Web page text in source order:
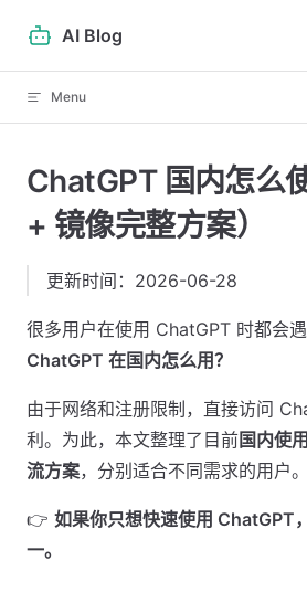
Skip to content
AI Blog
Menu
ChatGPT 国内怎么
+ 镜像完整方案） ​
更新时间：2026-06-28
很多用户在使用 ChatGPT 时都会遇
ChatGPT 在国内怎么用？
由于网络和注册限制，直接访问
利。为此，本文整理了目前国内使
流方案，分别适合不同需求的用户。
👉 如果你只想快速使用 ChatGPT
一。